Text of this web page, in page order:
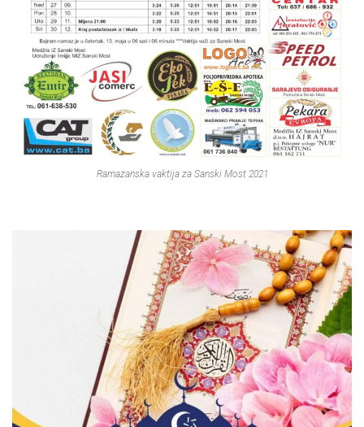
Ramazanska vaktija za Sanski Most 2021